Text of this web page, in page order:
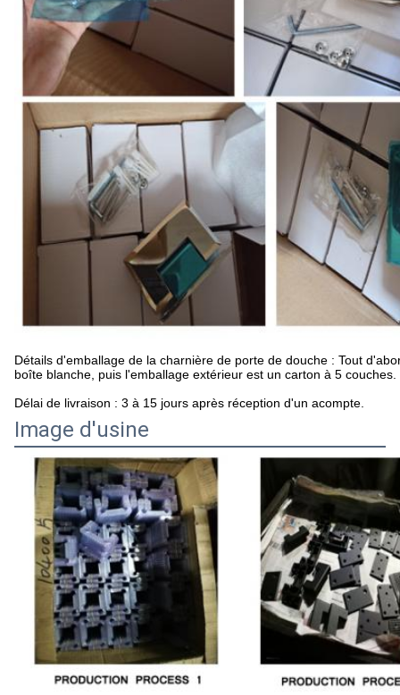
Détails d'emballage de la charnière de porte de douche : Tout
boîte blanche, puis l'emballage extérieur est un carton à 5 couches.
Délai de livraison : 3 à 15 jours après réception d'un acompte.
Image d'usine